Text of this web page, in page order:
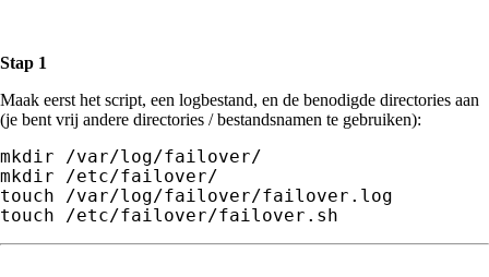
Stap 1
Maak eerst het script, een logbestand, en de benodigde directories aan
(je bent vrij andere directories / bestandsnamen te gebruiken):
mkdir /var/log/failover/
mkdir /etc/failover/
touch /var/log/failover/failover.log
touch /etc/failover/failover.sh